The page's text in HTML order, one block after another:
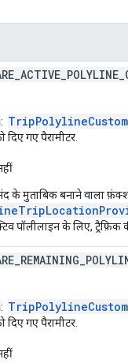
:
गए पैरामीटर.
के मुताबिक बनाने वाला
पॉलीलाइन के लिए, ट्रैफ़िक
:
गए पैरामीटर.